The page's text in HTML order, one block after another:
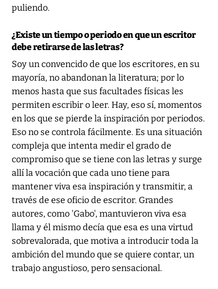
puliendo.
¿Existe un tiempo o periodo en que un escritor
debe retirarse de las letras?
Soy un convencido de que los escritores, en su
mayoría, no abandonan la literatura; por lo
menos hasta que sus facultades físicas les
permiten escribir o leer. Hay, eso sí, momentos
en los que se pierde la inspiración por periodos.
Eso no se controla fácilmente. Es una situación
compleja que intenta medir el grado de
compromiso que se tiene con las letras y surge
allí la vocación que cada uno tiene para
mantener viva esa inspiración y transmitir, a
través de ese oficio de escritor. Grandes
autores, como 'Gabo', mantuvieron viva esa
llama y él mismo decía que esa es una virtud
sobrevalorada, que motiva a introducir toda la
ambición del mundo que se quiere contar, un
trabajo angustioso, pero sensacional.